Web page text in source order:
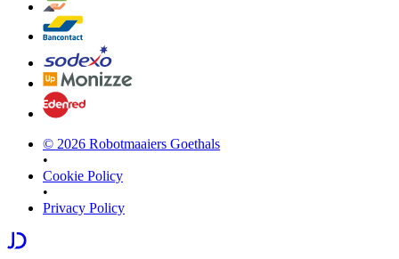
© 2026 Robotmaaiers Goethals
•
Cookie Policy
•
Privacy Policy